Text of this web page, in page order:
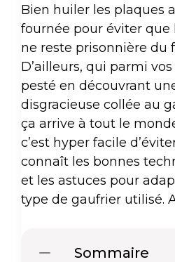
Bien huiler les plaques
fournée pour éviter que
ne reste prisonnière du
D’ailleurs, qui parmi
pesté en découvrant
disgracieuse collée au
ça arrive à tout le
c’est hyper facile
connaît les bonnes
et les astuces pour
type de gaufrier utilisé.
Sommaire